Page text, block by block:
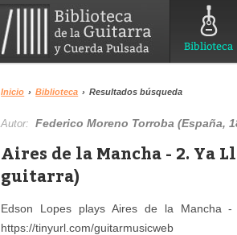
Biblioteca
Inicio › Biblioteca › Resultados búsqueda
Autor:Federico Moreno Torroba (España,
Aires de la Mancha - 2. Ya
guitarra)
Edson Lopes plays Aires de la Mancha
https://tinyurl.com/guitarmusicweb